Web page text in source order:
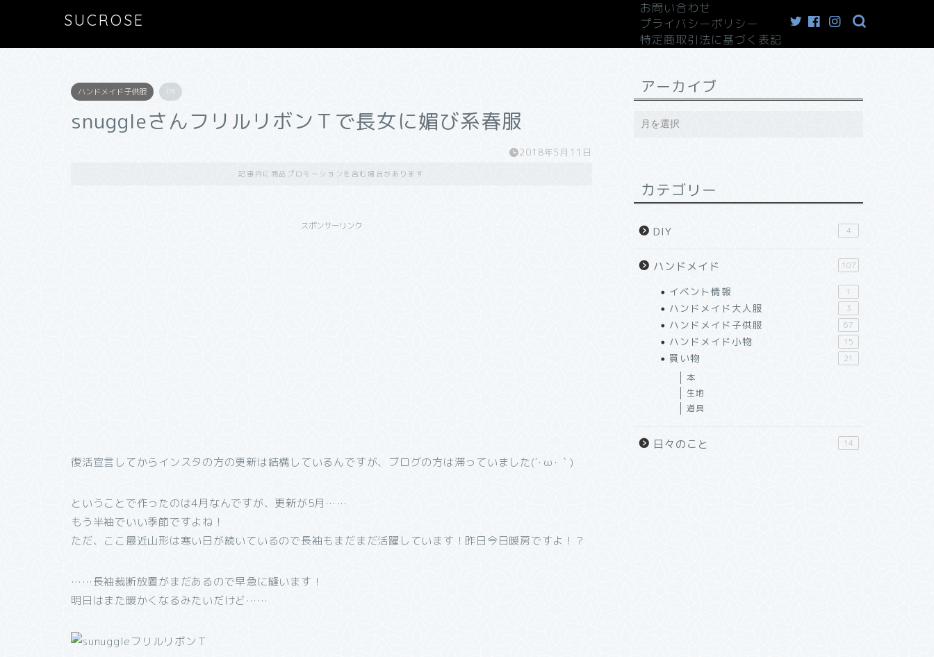
SUCROSE
お問い合わせ
プライバシーポリシー
特定商取引法に基づく表記
ハンドメイド子供服 PR
snuggleさんフリルリボンＴで長女に媚び系春服
2018年5月11日
記事内に商品プロモーションを含む場合があります
スポンサーリンク
復活宣言してからインスタの方の更新は結構しているんですが、ブログの方は滞っていました(´･ω･｀)
ということで作ったのは4月なんですが、更新が5月……
もう半袖でいい季節ですよね！
ただ、ここ最近山形は寒い日が続いているので長袖もまだまだ活躍しています！昨日今日暖房ですよ！？
……長袖裁断放置がまだあるので早急に縫います！
明日はまた暖かくなるみたいだけど……
アーカイブ
カテゴリー
DIY 4
ハンドメイド 107
イベント情報 1
ハンドメイド大人服 3
ハンドメイド子供服 67
ハンドメイド小物 15
買い物 21
本
生地
道具
日々のこと 14